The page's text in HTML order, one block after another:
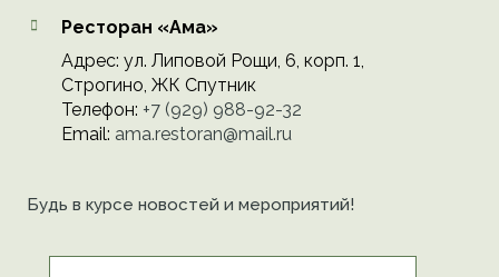
Ресторан «Ама»
Адрес: ул. Липовой Рощи, 6, корп. 1,
Строгино, ЖК Спутник
Телефон: +7 (929) 988-92-32
Email: ama.restoran@mail.ru
Будь в курсе новостей и мероприятий!